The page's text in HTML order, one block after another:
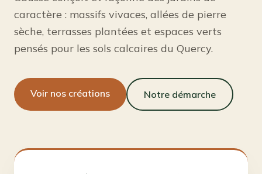
caractère : massifs vivaces, allées de pierre
sèche, terrasses plantées et espaces verts
pensés pour les sols calcaires du Quercy.
Voir nos créations Notre démarche